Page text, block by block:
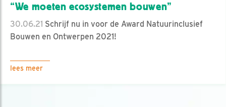
“We moeten ecosystemen bouwen”
30.06.21 Schrijf nu in voor de Award Natuurinclusief
Bouwen en Ontwerpen 2021!
lees meer